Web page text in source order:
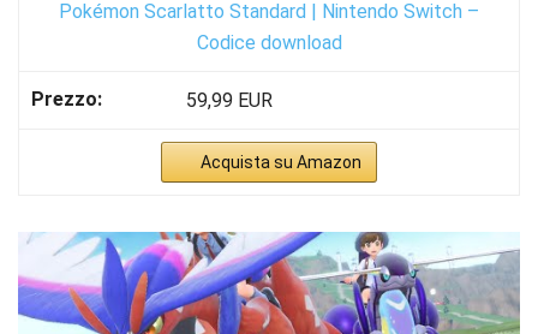
Pokémon Scarlatto Standard | Nintendo Switch –
Codice download
59,99 EUR
Acquista su Amazon